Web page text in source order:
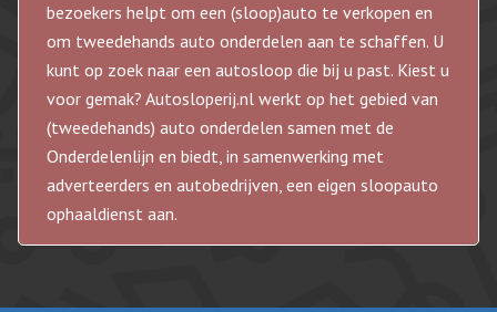
bezoekers helpt om een (sloop)auto te verkopen en
om tweedehands auto onderdelen aan te schaffen. U
kunt op zoek naar een autosloop die bij u past. Kiest u
voor gemak? Autosloperij.nl werkt op het gebied van
(tweedehands) auto onderdelen samen met de
Onderdelenlijn en biedt, in samenwerking met
adverteerders en autobedrijven, een eigen sloopauto
ophaaldienst aan.